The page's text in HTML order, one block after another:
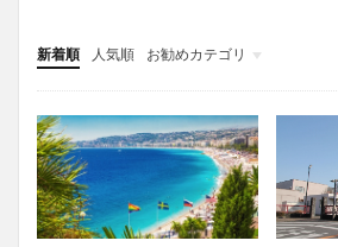
新着順 人気順
お勧めカテゴリ
投稿
学び
マンガ
電子書籍